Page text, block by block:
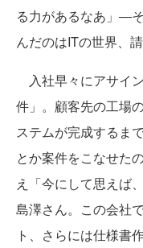
る力があるなあ」―
んだのはITの世界、
入社早々にアサイ
件」。顧客先の工場
ステムが完成するま
とか案件をこなせた
え「今にして思えば
島澤さん。この会社
ト、さらには仕様書